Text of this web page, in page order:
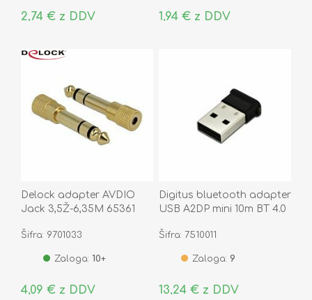
2,74 € z DDV 1,94 € z DDV
Delock adapter AVDIO
Jack 3,5Ž-6,35M 65361
Šifra: 9701033
Zaloga: 10+
4,09 € z DDV
Digitus bluetooth adapter
USB A2DP mini 10m BT 4.0
Šifra: 7510011
Zaloga: 9
13,24 € z DDV